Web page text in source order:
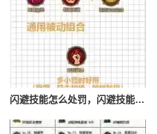
闪避技能怎么处罚，闪避技能怎么处罚队友